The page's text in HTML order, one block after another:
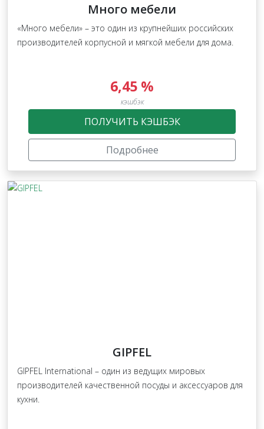
Много мебели
«Много мебели» – это один из крупнейших российских
производителей корпусной и мягкой мебели для дома.
6,45 %
кэшбэк
ПОЛУЧИТЬ КЭШБЭК
Подробнее
GIPFEL
GIPFEL International – один из ведущих мировых
производителей качественной посуды и аксессуаров для
кухни.